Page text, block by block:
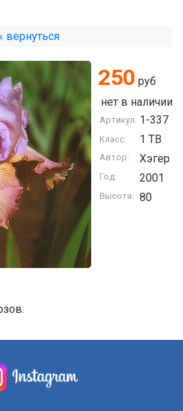
вернуться
250 руб
нет в наличии
Артикул: 1-337
Класс: 1 TB
Автор: Хэгер
Год: 2001
Высота: 80